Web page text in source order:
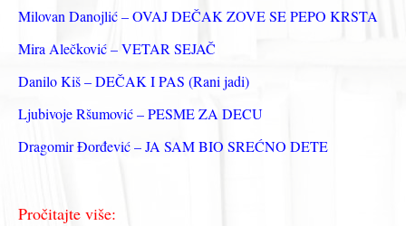
з
а
Milovan Danojlić – OVAJ DEČAK ZOVE SE PEPO KRSTA
Mira Alečković – VETAR SEJAČ
Danilo Kiš – DEČAK I PAS (Rani jadi)
Ljubivoje Ršumović – PESME ZA DECU
Dragomir Đorđević – JA SAM BIO SREĆNO DETE
Pročitajte više: